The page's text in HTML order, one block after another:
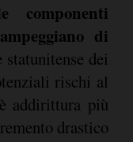
di
dei
rischi al
addirittura più
drastico